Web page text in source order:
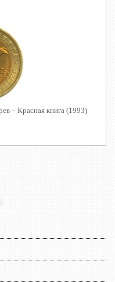
– Красная книга (1993)